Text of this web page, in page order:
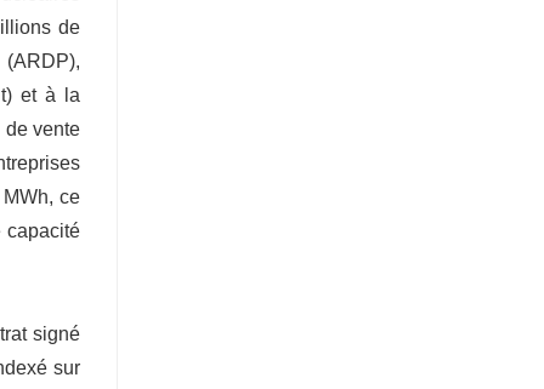
de
et à la
de vente
ce
capacité
signé
sur